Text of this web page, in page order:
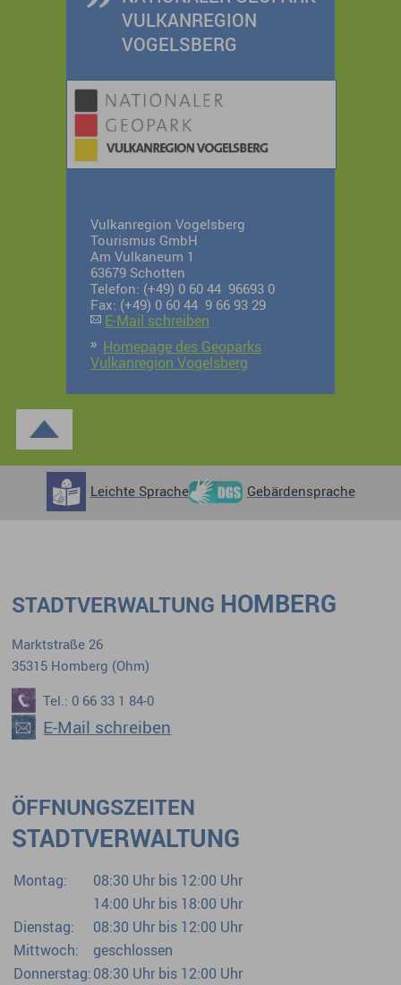
VULKANREGION
VOGELSBERG
Vulkanregion Vogelsberg
Tourismus GmbH
Am Vulkaneum 1
63679 Schotten
Telefon: (+49) 0 60 44 96693 0
Fax: (+49) 0 60 44 9 66 93 29
E-Mail schreiben
Homepage des Geoparks
Vulkanregion Vogelsberg
Leichte Sprache Gebärdensprache
STADTVERWALTUNG HOMBERG
Marktstraße 26
35315 Homberg (Ohm)
Tel.: 0 66 33 1 84-0
E-Mail schreiben
ÖFFNUNGSZEITEN
STADTVERWALTUNG
Montag:
08:30 Uhr bis 12:00 Uhr
14:00 Uhr bis 18:00 Uhr
Dienstag:
08:30 Uhr bis 12:00 Uhr
Mittwoch:
geschlossen
Donnerstag:08:30 Uhr bis 12:00 Uhr